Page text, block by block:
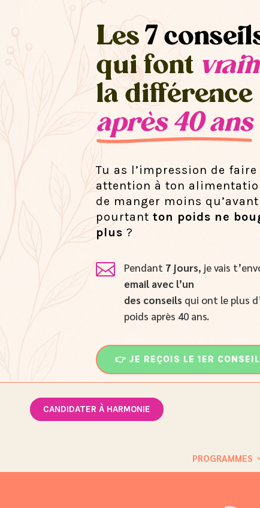
Les7
qui font
la différence
après 40 ans
Tu as l’impression de faire
attention à ton
de manger moins
pourtant ton poids ne
plus ?
 Pendant 7 jours, je vais
email avec l’un
des conseils qui ont le plus
poids après 40 ans.
👉 JE REÇOIS LE 1ER CONSEIL
CANDIDATER À HARMONIE
PROGRAMMES